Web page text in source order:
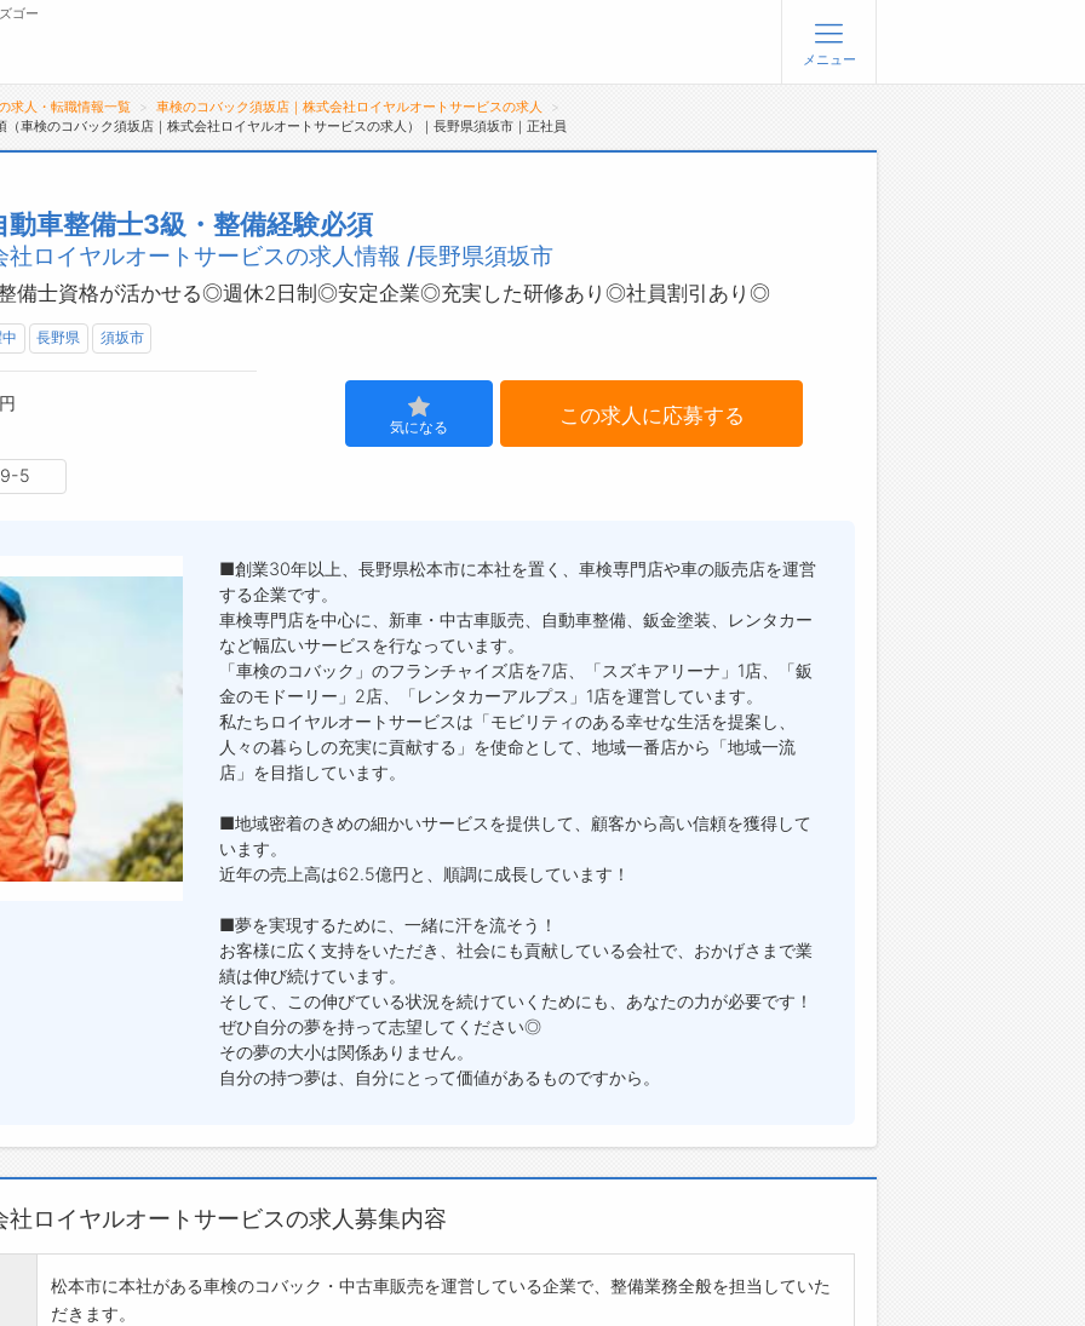
無料会員登録
転職支援サービス
転職ノウハウ(応募書類の書き方・面接対策な
転職・採用コラム
会社概要
お問い合わせ
ゴー
メニュー
求人・転職情報一覧
車検のコバック須坂店｜株式会社ロイヤルオートサービスの求人
車検のコバック須坂店｜株式会社ロイヤルオートサービスの求人）｜長野県須坂市｜正社員
車整備士3級・整備経験必須
ロイヤルオートサービスの求人情報 /長野県須坂市
備士資格が活かせる◎週休2日制◎安定企業◎充実した研修あり◎社員割引あり◎
長野県 須坂市
5
気になる この求人に応募する
■創業30年以上、長野県松本市に本社を置く、車検専門店や車の販売店を運営
する企業です。
車検専門店を中心に、新車・中古車販売、自動車整備、鈑金塗装、レンタカー
など幅広いサービスを行なっています。
「車検のコバック」のフランチャイズ店を7店、「スズキアリーナ」1店、「鈑
金のモドーリー」2店、「レンタカーアルプス」1店を運営しています。
私たちロイヤルオートサービスは「モビリティのある幸せな生活を提案し、
人々の暮らしの充実に貢献する」を使命として、地域一番店から「地域一流
店」を目指しています。
■地域密着のきめの細かいサービスを提供して、顧客から高い信頼を獲得して
います。
近年の売上高は62.5億円と、順調に成長しています！
■夢を実現するために、一緒に汗を流そう！
お客様に広く支持をいただき、社会にも貢献している会社で、おかげさまで業
績は伸び続けています。
そして、この伸びている状況を続けていくためにも、あなたの力が必要です！
ぜひ自分の夢を持って志望してください◎
その夢の大小は関係ありません。
自分の持つ夢は、自分にとって価値があるものですから。
ロイヤルオートサービスの求人募集内容
松本市に本社がある車検のコバック・中古車販売を運営している企業で、整備業務全般を担当していた
だきます。